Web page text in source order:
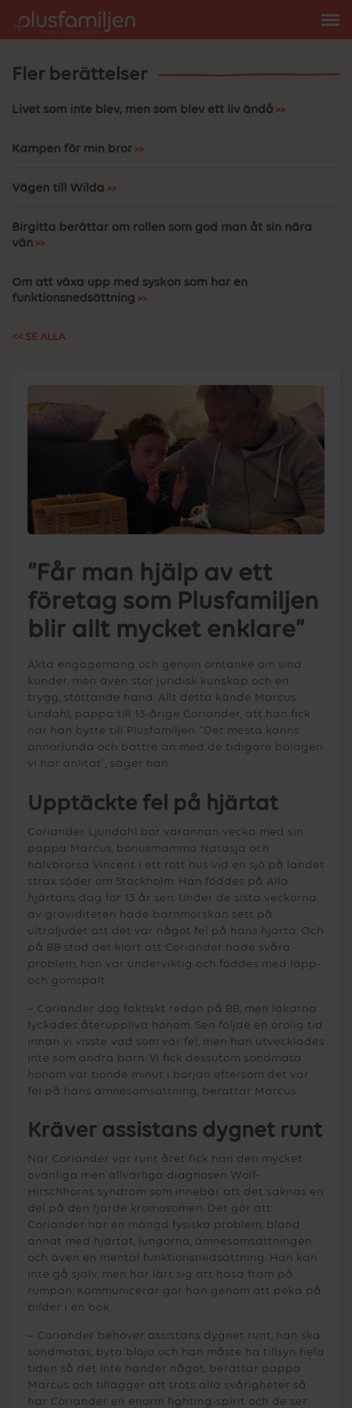
Fler berättelser
Livet som inte blev, men som blev ett liv ändå
Kampen för min bror
Vägen till Wilda
Birgitta berättar om rollen som god man åt sin nära
vän
Om att växa upp med syskon som har en
funktionsnedsättning
<< SE ALLA
”Får man hjälp av ett
företag som Plusfamiljen
blir allt mycket enklare”
Äkta engagemang och genuin omtanke om sina
kunder, men även stor juridisk kunskap och en
trygg, stöttande hand. Allt detta kände Marcus
Lindahl, pappa till 13-årige Coriander, att han fick
när han bytte till Plusfamiljen. ”Det mesta känns
annorlunda och bättre än med de tidigare bolagen
vi har anlitat”, säger han.
Upptäckte fel på hjärtat
Coriander Ljundahl bor varannan vecka med sin
pappa Marcus, bonusmamma Natasja och
halvbrorsa Vincent i ett rött hus vid en sjö på landet
strax söder om Stockholm. Han föddes på Alla
hjärtans dag för 13 år sen. Under de sista veckorna
av graviditeten hade barnmorskan sett på
ultraljudet att det var något fel på hans hjärta. Och
på BB stod det klart att Coriander hade svåra
problem, han var underviktig och föddes med läpp-
och gomspalt.
– Coriander dog faktiskt redan på BB, men läkarna
lyckades återuppliva honom. Sen följde en orolig tid
innan vi visste vad som var fel, men han utvecklades
inte som andra barn. Vi fick dessutom sondmata
honom var tionde minut i början eftersom det var
fel på hans ämnesomsättning, berättar Marcus.
Kräver assistans dygnet runt
När Coriander var runt året fick han den mycket
ovanliga men allvarliga diagnosen Wolf-
Hirschhorns syndrom som innebär att det saknas en
del på den fjärde kromosomen. Det gör att
Coriander har en mängd fysiska problem, bland
annat med hjärtat, lungorna, ämnesomsättningen
och även en mental funktionsnedsättning. Han kan
inte gå själv, men har lärt sig att hasa fram på
rumpan. Kommunicerar gör han genom att peka på
bilder i en bok.
– Coriander behöver assistans dygnet runt, han ska
sondmatas, byta blöja och han måste ha tillsyn hela
tiden så det inte händer något, berättar pappa
Marcus och tillägger att trots alla svårigheter så
har Coriander en enorm fighting-spirit och de ser